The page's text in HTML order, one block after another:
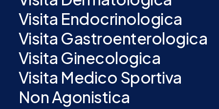
Visita Endocrinologica
Visita Gastroenterologica
Visita Ginecologica
Visita Medico Sportiva
Non Agonistica